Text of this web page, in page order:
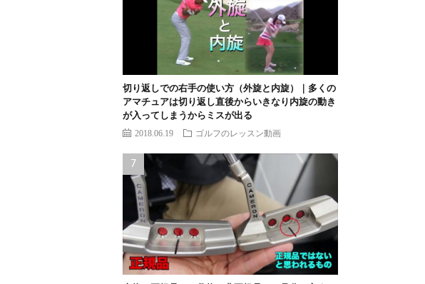
切り返しでの右手の使い方（外旋と内旋）｜多くの
アマチュアは切り返し直後からいきなり内旋の動き
が入ってしまうからミスが出る
2018.06.19 ゴルフのレッスン動画